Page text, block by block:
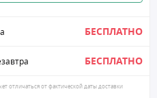
БЕСПЛАТНО
БЕСПЛАТНО
отличаться от фактической даты доставки